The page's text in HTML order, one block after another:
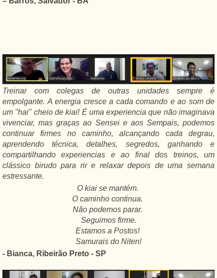
Treinar com colegas de outras unidades sempre é
empolgante. A energia cresce a cada comando e ao som de
um "hai" cheio de kiai! É uma experiencia que não imaginava
vivenciar, mas graças ao Sensei e aos Sempais, podemos
continuar firmes no caminho, alcançando cada degrau,
aprendendo técnica, detalhes, segredos, ganhando e
compartilhando experiencias e ao final dos treinos, um
clássico birudo para rir e relaxar depois de uma semana
estressante.
O kiai se mantém.
O caminho continua.
Não podemos parar.
Seguimos firme.
Estamos a Postos!
Samurais do Niten!
- Bianca, Ribeirão Preto - SP